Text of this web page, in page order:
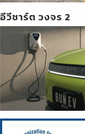
อีวีชาร์ต วงจร 2